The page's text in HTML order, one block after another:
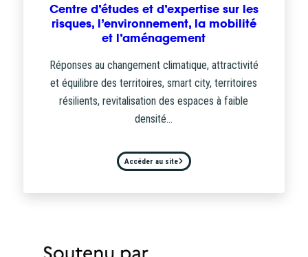
Centre d’études et d’expertise sur les
risques, l’environnement, la mobilité
et l’aménagement
Réponses au changement climatique, attractivité
et équilibre des territoires, smart city, territoires
résilients, revitalisation des espaces à faible
densité…
Accéder au site